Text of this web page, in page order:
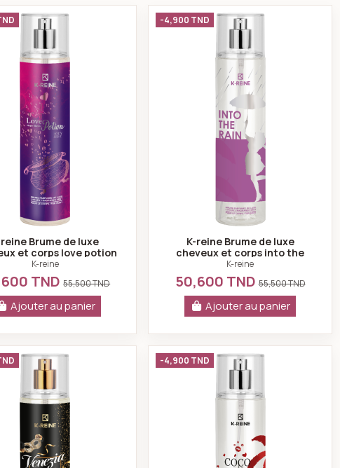
corps safari 230 ml
K-reine Brume de luxe cheveux et corps love potion 230 ml
reine Brume de luxe
et corps love potion
230 ml
K-reine
TND55,500 TND
Ajouter au panier
K-reine Brume de
-4,900 TND
K-reine Brume de luxe
cheveux et corps into the
rain 230 ml
K-reine
50,600 TND55,500 TND
Ajouter au panier
corps wishes 230 ml
K-reine Brume de luxe cheveux et corps venizia 230 ml
K-reine Brume de
-4,900 TND